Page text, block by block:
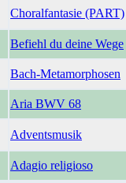
Choralfantasie (PART)
Befiehl du deine Wege
Bach-Metamorphosen
Aria BWV 68
Adventsmusik
Adagio religioso